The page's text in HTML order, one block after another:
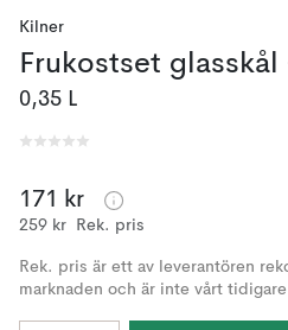
Kilner
Frukostset glasskål
0,35 L
171 kr
259 kr Rek. pris
Rek. pris är ett av leverantören
marknaden och är inte vårt